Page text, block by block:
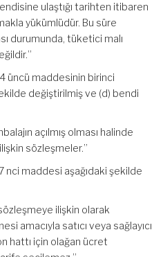
ulaştığı tarihten itibaren
yükümlüdür. Bu süre
durumunda, tüketici malı
üncü maddesinin birinci
değiştirilmiş ve (d) bendi
açılmış olması halinde
sözleşmeler.”
nci maddesi aşağıdaki şekilde
ilişkin olarak
amacıyla satıcı veya sağlayıcı
hattı için olağan ücret